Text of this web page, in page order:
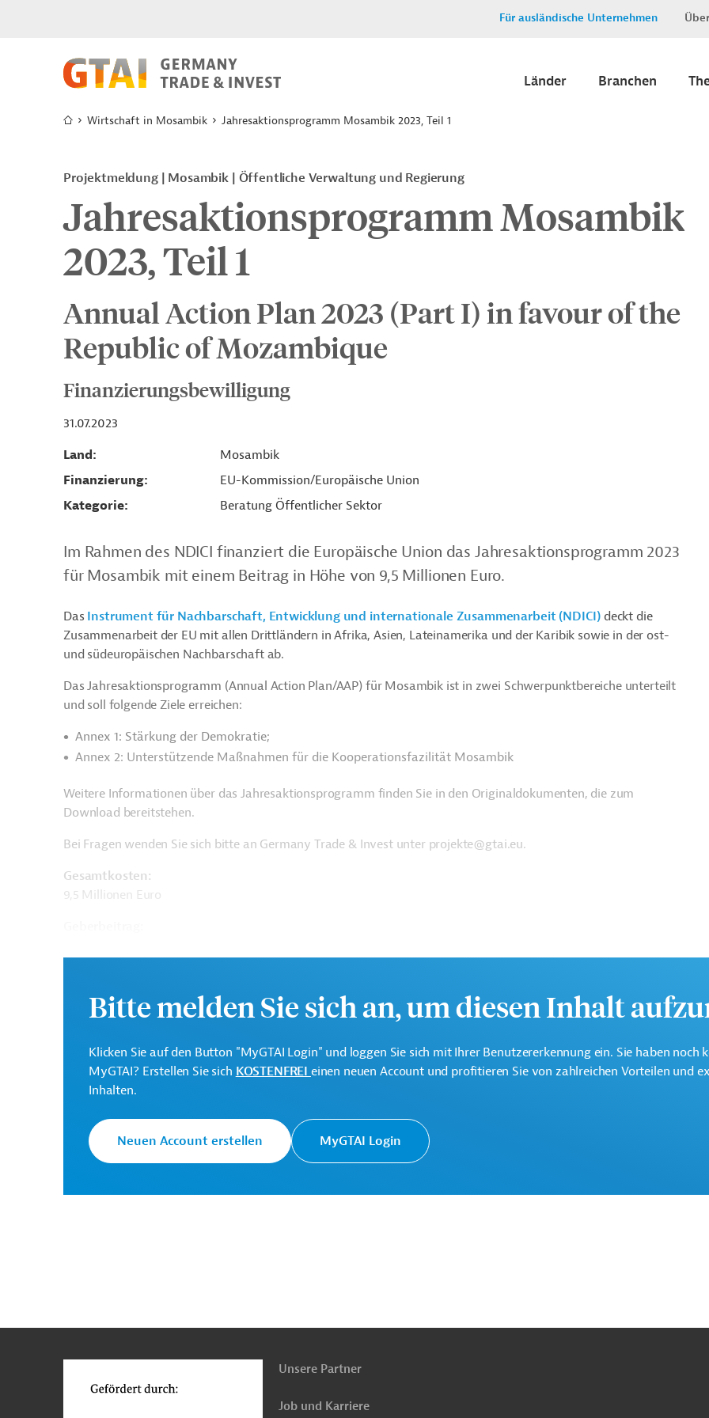
Für ausländische Unternehmen
Länder Branchen
Wirtschaft in Mosambik Jahresaktionsprogramm Mosambik 2023, Teil 1
Projektmeldung Mosambik Öffentliche Verwaltung und Regierung
Jahresaktionsprogramm Mosambik
2023, Teil 1
Annual Action Plan 2023 (Part I) in favour of the
Republic of Mozambique
Finanzierungsbewilligung
31.07.2023
Land
Mosambik
Finanzierung
EU-Kommission/Europäische Union
Kategorie
Beratung Öffentlicher Sektor
Im Rahmen des NDICI finanziert die Europäische Union das Jahresaktionsprogramm 2023
für Mosambik mit einem Beitrag in Höhe von 9,5 Millionen Euro.
Das Instrument für Nachbarschaft, Entwicklung und internationale Zusammenarbeit (NDICI) deckt die
Zusammenarbeit der EU mit allen Drittländern in Afrika, Asien, Lateinamerika und der Karibik sowie in der ost-
und südeuropäischen Nachbarschaft ab.
Das Jahresaktionsprogramm (Annual Action Plan/AAP) für Mosambik ist in zwei Schwerpunktbereiche unterteilt
und soll folgende Ziele erreichen:
Annex 1: Stärkung der Demokratie;
Annex 2: Unterstützende Maßnahmen für die Kooperationsfazilität Mosambik
Weitere Informationen über das Jahresaktionsprogramm finden Sie in den Originaldokumenten, die zum
Download bereitstehen.
Bei Fragen wenden Sie sich bitte an Germany Trade & Invest unter projekte@gtai.eu.
Gesamtkosten:
9,5 Millionen Euro
Kontaktadresse
Europäische Kommission
Bitte melden Sie sich an, um diesen Inhalt
Klicken Sie auf den Button "MyGTAI Login" und loggen Sie sich mit Ihrer Benutzererkennung ein. Sie haben noch
MyGTAI? Erstellen Sie sich KOSTENFREI einen neuen Account und profitieren Sie von zahlreichen Vorteilen und
Inhalten.
Neuen Account erstellen MyGTAI Login
oben
Unsere Partner
Job und Karriere